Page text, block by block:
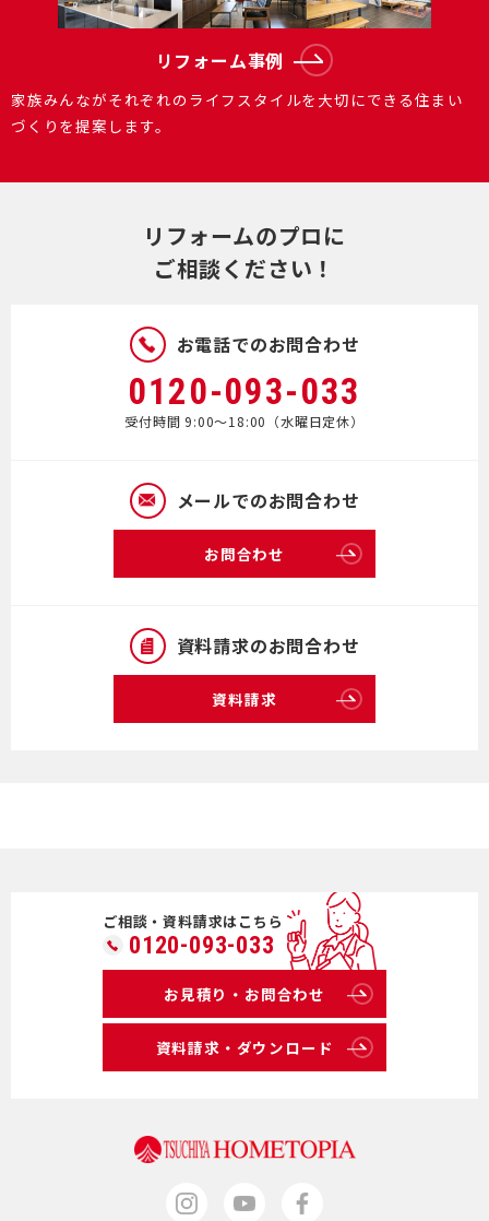
リフォーム事例
家族みんながそれぞれのライフスタイルを大切にできる住まい
づくりを提案します。
リフォームのプロに
ご相談ください！
お電話でのお問合わせ
0120-093-033
受付時間 9:00～18:00（水曜日定休）
メールでのお問合わせ
お問合わせ
資料請求のお問合わせ
資料請求
ご相談・資料請求はこちら
0120-093-033
お見積り・お問合わせ
資料請求・ダウンロード